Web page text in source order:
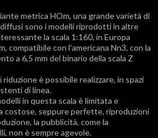
metrica HOm, una grande varietà di
sono i modelli riprodotti in altre
la scala 1:160, in Europa
compatibile con l'americana Nn3, con la
a 6,5 mm del binario della scala Z
è possibile realizzare, in spazi
di linea.
in questa scala è limitata e
seppure perfette, riproduzioni
la pubblicità, come la
non è sempre agevole.